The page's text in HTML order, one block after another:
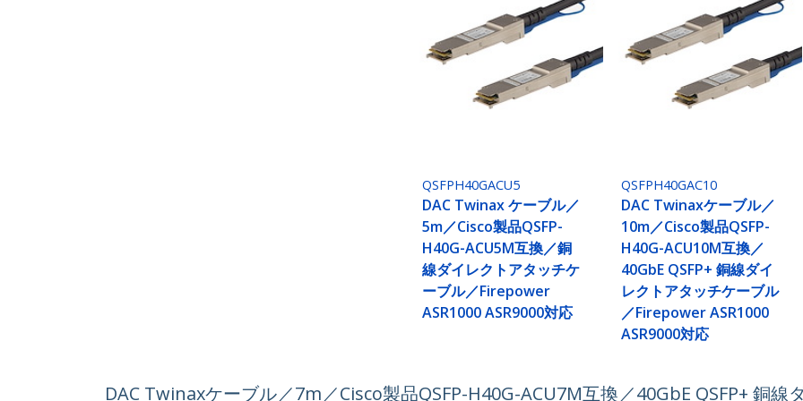
QSFPH40GACU5
DAC Twinax ケーブル／
5m／Cisco製品QSFP-
H40G-ACU5M互換／銅
線ダイレクトアタッチケ
ーブル／Firepower
ASR1000 ASR9000対応
QSFPH40GAC10
DAC Twinaxケーブル／
10m／Cisco製品QSFP-
H40G-ACU10M互換／
40GbE QSFP+ 銅線ダイ
レクトアタッチケーブル
／Firepower ASR1000
ASR9000対応
DAC Twinaxケーブル／7m／Cisco製品QSFP-H40G-ACU7M互換／40GbE QSFP+ 銅線